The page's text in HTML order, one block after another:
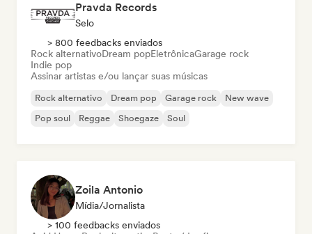
Pravda Records
Selo
> 800 feedbacks enviados
Rock alternativoDream popEletrônicaGarage rock
Indie pop
Assinar artistas e/ou lançar suas músicas
Rock alternativo Dream pop Garage rock
New wave
Pop soul
Reggae Shoegaze Soul
Zoila Antonio
Mídia/Jornalista
> 100 feedbacks enviados